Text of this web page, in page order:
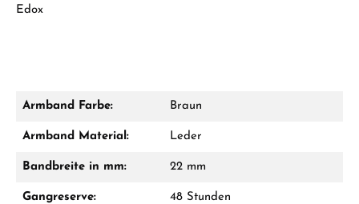
Edox
Armband Farbe: Braun
Armband Material: Leder
Bandbreite in mm: 22 mm
Gangreserve: 48 Stunden